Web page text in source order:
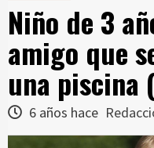
Niño de 3
amigo que
una piscina
6 años hace